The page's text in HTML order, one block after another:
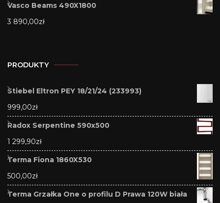
Vasco Beams 490X1800
3 890,00zł
PRODUKTY
Stiebel Eltron PEY 18/21/24 (233993)
999,00zł
Radox Serpentine 590x500
1 299,90zł
Terma Fiona 1860X530
500,00zł
Terma Grzałka One o profilu D Prawa 120W biała